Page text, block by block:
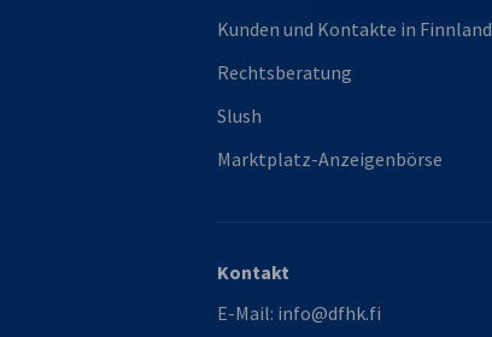
Kunden und Kontakte in Finnland
Rechtsberatung
Slush
Marktplatz-Anzeigenbörse
Kontakt
E-Mail: info@dfhk.fi